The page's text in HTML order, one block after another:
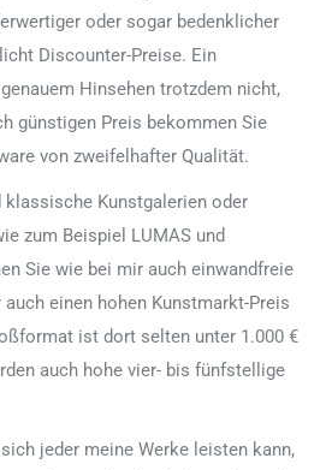
oder sogar bedenklicher
Discounter-Preise. Ein
Hinsehen trotzdem nicht,
günstigen Preis bekommen Sie
von zweifelhafter Qualität.
klassische Kunstgalerien oder
zum Beispiel LUMAS und
Sie wie bei mir auch einwandfreie
einen hohen Kunstmarkt-Preis
ist dort selten unter 1.000 €
auch hohe vier- bis fünfstellige
jeder meine Werke leisten kann,